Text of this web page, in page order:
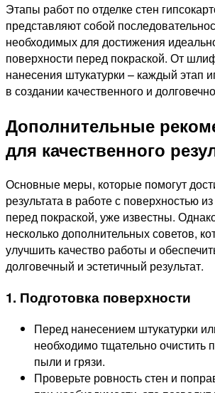
Этапы работ по отделке стен
представляют собой
необходимых для достижения
поверхности перед покраской. От
нанесения штукатурки – каждый этап
в создании качественного и
Дополнительные
для качественного
Основные меры, которые помогут
результата в работе с поверхностью
перед покраской, уже известны.
несколько дополнительных советов,
улучшить качество работы и
долговечный и эстетичный результат.
1. Подготовка поверхности
Перед нанесением штукатурки
необходимо тщательно очистить
пыли и грязи.
Проверьте ровность стен и